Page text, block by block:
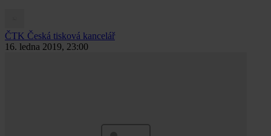
ČTK Česká tisková kancelář
16. ledna 2019, 23:00